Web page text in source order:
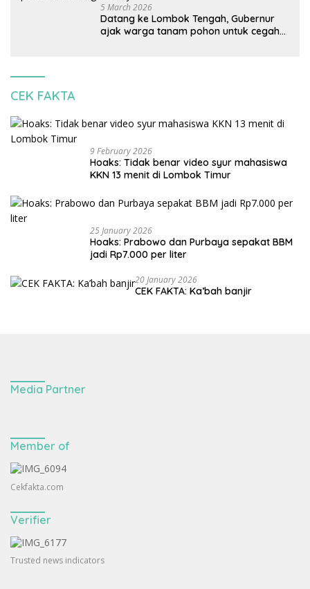
5 March 2026
Datang ke Lombok Tengah, Gubernur
ajak warga tanam pohon untuk cegah
CEK FAKTA
9 February 2026
Hoaks: Tidak benar video syur mahasiswa
KKN 13 menit di Lombok Timur
25 January 2026
Hoaks: Prabowo dan Purbaya sepakat BBM
jadi Rp7.000 per liter
20 January 2026
CEK FAKTA: Ka’bah banjir
Media Partner
Member of
Cekfakta.com
Verifier
Trusted news indicators